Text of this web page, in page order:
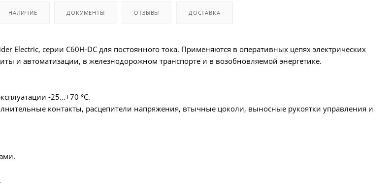
НАЛИЧИЕ ДОКУМЕНТЫ ОТЗЫВЫ ДОСТАВКА
Electric, серии C60H-DC для постоянного тока. Применяются в оперативных цепях электрических
и автоматизации, в железнодорожном транспорте и в возобновляемой энергетике.
-25…+70 °C.
контакты, расцепители напряжения, втычные цоколи, выносные рукоятки управления и